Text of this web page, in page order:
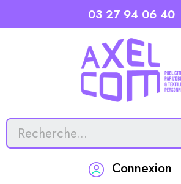
03 27 94 06 40
Connexion